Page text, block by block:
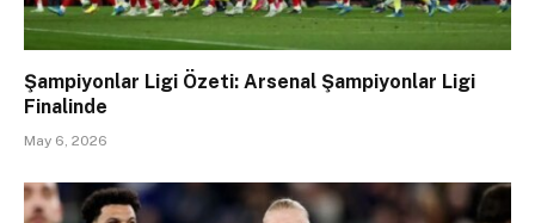
Şampiyonlar Ligi Özeti: Arsenal Şampiyonlar Ligi
Finalinde
May 6, 2026